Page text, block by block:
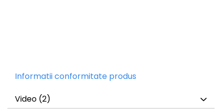
Informatii conformitate produs
Video (2)